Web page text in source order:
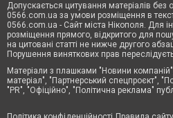
Допускається цитування матеріалів без
0566.com.ua за умови розміщення в
0566.com.ua - Сайт міста Нікополя. Для
розміщення прямого, відкритого для
на цитовані статті не нижче другого
Порушення виняткових прав
Матеріали з плашками "Новини
матеріал", "Партнерський спецпроєкт",
"PR", "Офіційно", "Політична реклама"